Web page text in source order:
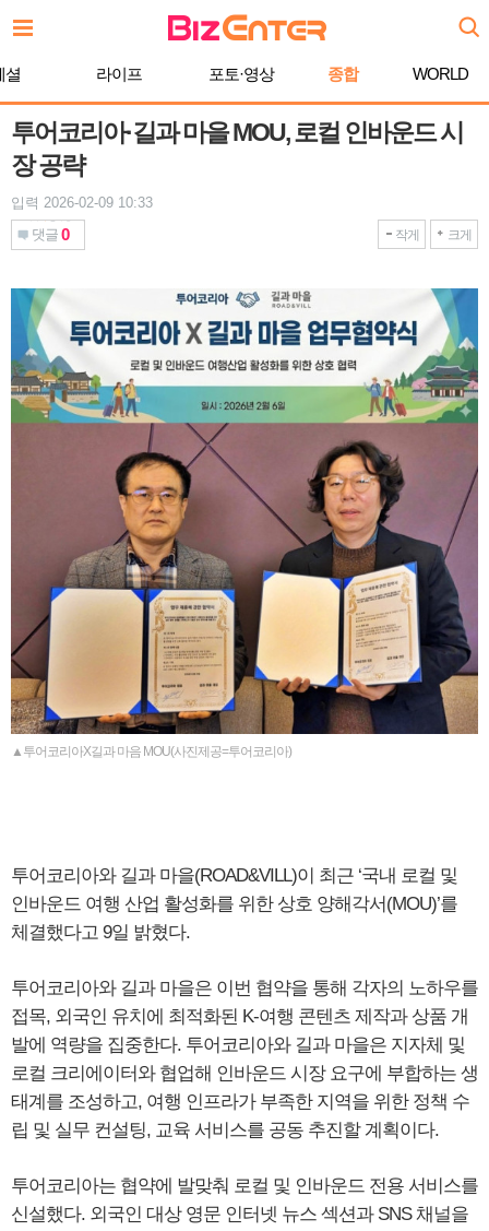
문
로셜 라이프 포토·영상 종합 WORLD
투어코리아·길과 마을 MOU, 로컬 인바운드 시
장 공략
입력 2026-02-09 10:33
댓글 0 작게 크게
▲투어코리아X길과 마음 MOU(사진제공=투어코리아)
투어코리아와 길과 마을(ROAD&VILL)이 최근 ‘국내 로컬 및
인바운드 여행 산업 활성화를 위한 상호 양해각서(MOU)’를
체결했다고 9일 밝혔다.
투어코리아와 길과 마을은 이번 협약을 통해 각자의 노하우를
접목, 외국인 유치에 최적화된 K-여행 콘텐츠 제작과 상품 개
발에 역량을 집중한다. 투어코리아와 길과 마을은 지자체 및
로컬 크리에이터와 협업해 인바운드 시장 요구에 부합하는 생
태계를 조성하고, 여행 인프라가 부족한 지역을 위한 정책 수
립 및 실무 컨설팅, 교육 서비스를 공동 추진할 계획이다.
투어코리아는 협약에 발맞춰 로컬 및 인바운드 전용 서비스를
신설했다. 외국인 대상 영문 인터넷 뉴스 섹션과 SNS 채널을